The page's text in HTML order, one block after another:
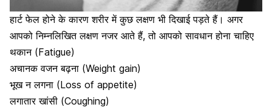
हार्ट फेल होने के कारण शरीर में कुछ लक्षण भी दिखाई पड़ते हैं। अगर
आपको निम्नलिखित लक्षण नजर आते हैं, तो आपको सावधान होना चाहिए
थकान (Fatigue)
अचानक वजन बढ़ना (Weight gain)
भूख न लगना (Loss of appetite)
लगातार खांसी (Coughing)